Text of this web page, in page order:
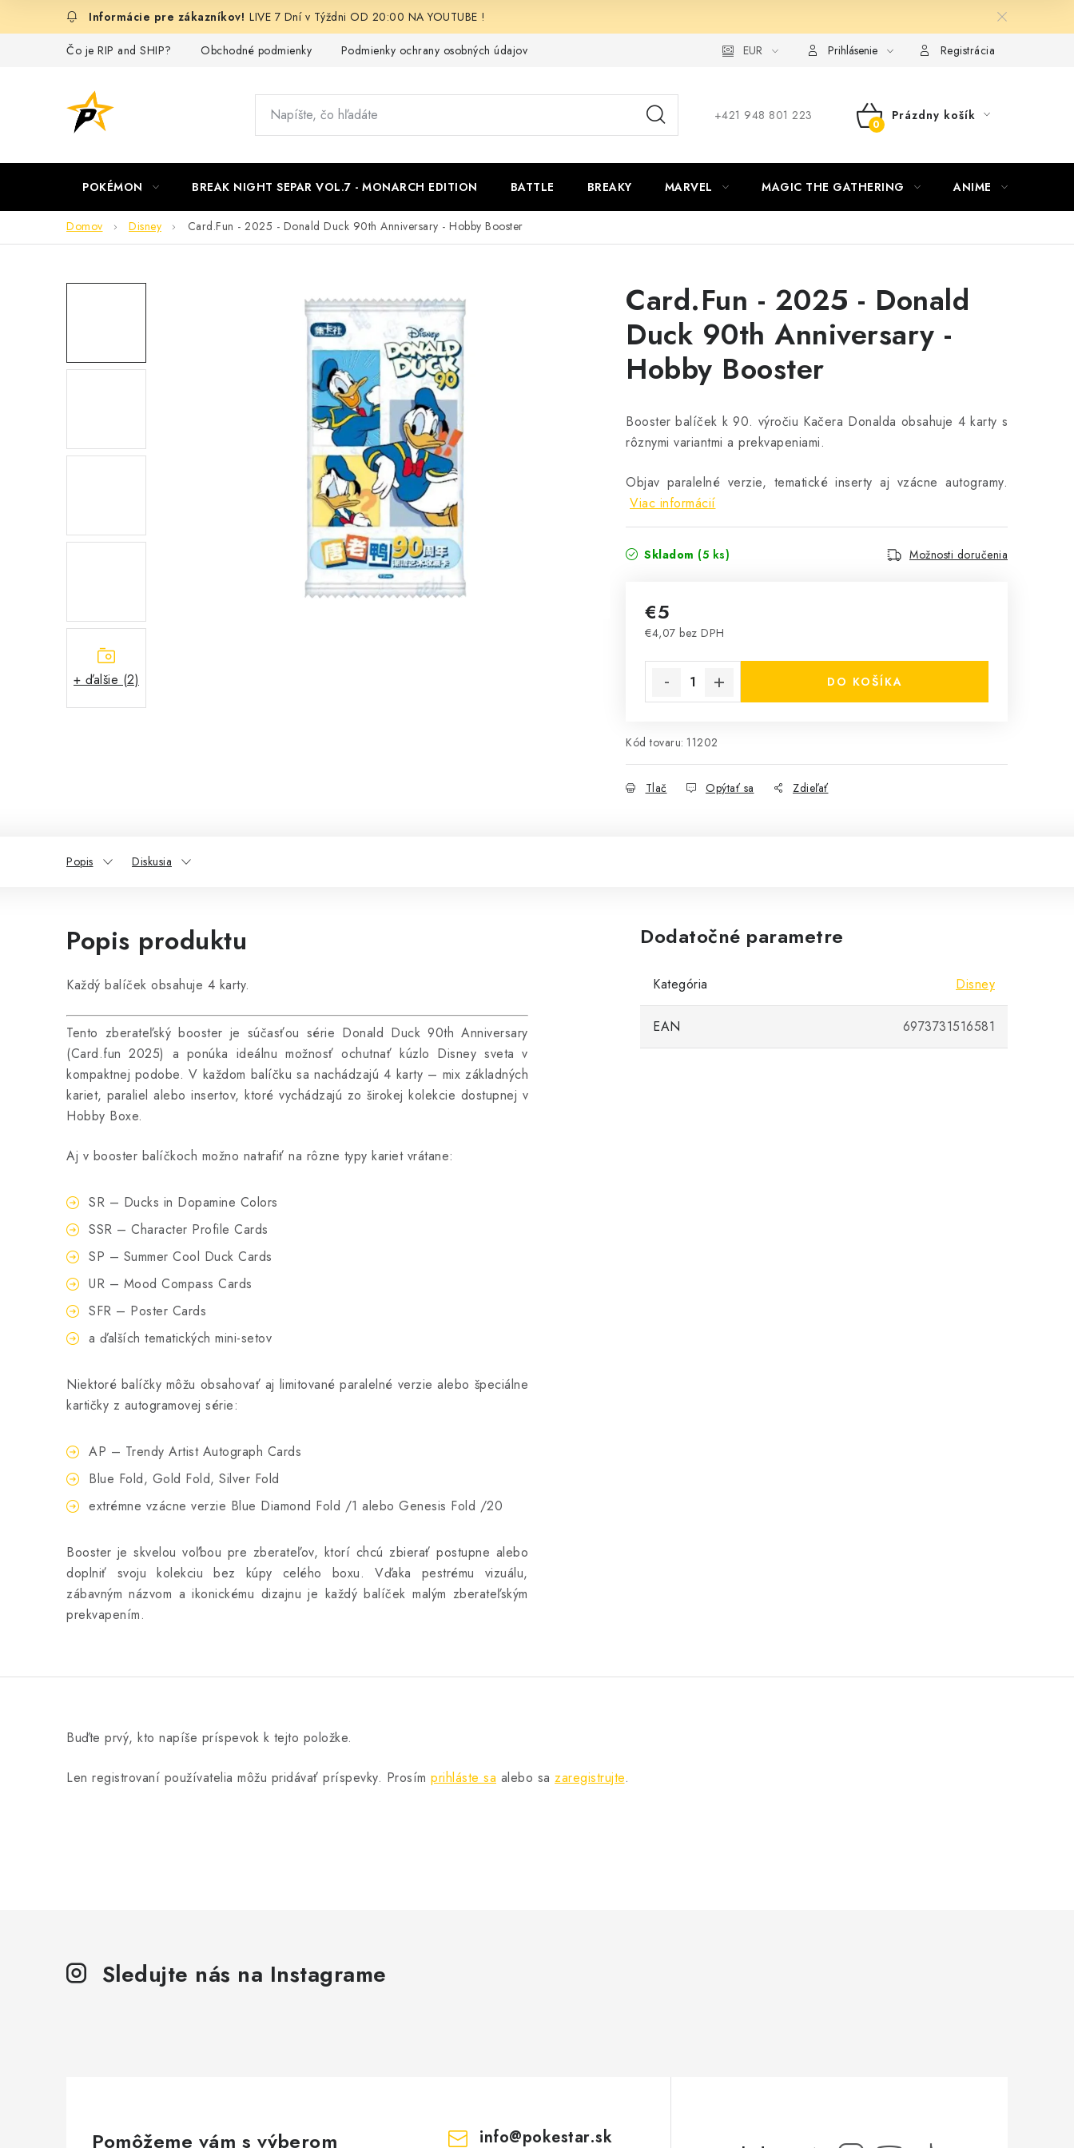
LIVE 7 Dní v Týždni OD 20:00 NA YOUTUBE !
Čo je RIP and SHIP? Obchodné podmienky Podmienky ochrany osobných údajov Odstúpenie od zmluvy formou elektronického formulára
EUR Prihlásenie Registrácia
‪+421 948 801 223
NÁKUPNÝ
Prázdny košík
POKÉMON BREAK NIGHT SEPAR VOL.7 - MONARCH EDITION BATTLE BREAKY MARVEL MAGIC THE GATHERING ANIME
Domov Disney Card.Fun - 2025 - Donald Duck 90th Anniversary - Hobby Booster
+ ďalšie (2)
Card.Fun - 2025 - Donald
Duck 90th Anniversary -
Hobby Booster
Booster balíček k 90. výročiu Kačera Donalda obsahuje 4 karty s
rôznymi variantmi a prekvapeniami.
Objav paralelné verzie, tematické inserty aj vzácne autogramy.
Viac informácií
Skladom (5 ks) Možnosti doručenia
€5
€4,07 bez DPH
DO KOŠÍKA
Kód tovaru: 11202
Tlač Opýtať sa Zdieľať
Popis Diskusia
Popis produktu
Každý balíček obsahuje 4 karty.
Tento zberateľský booster je súčasťou série Donald Duck 90th Anniversary
(Card.fun 2025) a ponúka ideálnu možnosť ochutnať kúzlo Disney sveta v
kompaktnej podobe. V každom balíčku sa nachádzajú 4 karty – mix základných
kariet, paraliel alebo insertov, ktoré vychádzajú zo širokej kolekcie dostupnej v
Hobby Boxe.
Aj v booster balíčkoch možno natrafiť na rôzne typy kariet vrátane:
SR – Ducks in Dopamine Colors
SSR – Character Profile Cards
SP – Summer Cool Duck Cards
UR – Mood Compass Cards
SFR – Poster Cards
a ďalších tematických mini-setov
Niektoré balíčky môžu obsahovať aj limitované paralelné verzie alebo špeciálne
kartičky z autogramovej série:
AP – Trendy Artist Autograph Cards
Blue Fold, Gold Fold, Silver Fold
extrémne vzácne verzie Blue Diamond Fold /1 alebo Genesis Fold /20
Booster je skvelou voľbou pre zberateľov, ktorí chcú zbierať postupne alebo
doplniť svoju kolekciu bez kúpy celého boxu. Vďaka pestrému vizuálu,
zábavným názvom a ikonickému dizajnu je každý balíček malým zberateľským
prekvapením.
Dodatočné parametre
Kategória Disney
EAN 6973731516581
Buďte prvý, kto napíše príspevok k tejto položke.
Len registrovaní používatelia môžu pridávať príspevky. Prosím prihláste sa alebo sa zaregistrujte.
Sledujte nás na Instagrame
Pomôžeme vám s výberom info@pokestar.sk